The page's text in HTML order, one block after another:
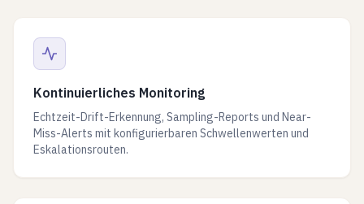
Kontinuierliches Monitoring
Echtzeit-Drift-Erkennung, Sampling-Reports und Near-
Miss-Alerts mit konfigurierbaren Schwellenwerten und
Eskalationsrouten.